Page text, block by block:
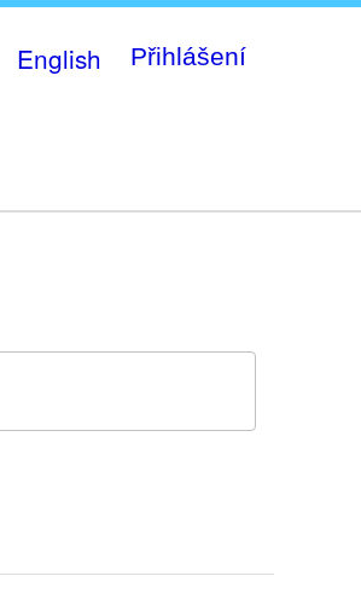
English Přihlášení